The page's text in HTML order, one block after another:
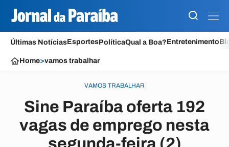
Últimas NotíciasEsportesPolíticaQual a Boa?Entretenimento
Home>vamos trabalhar
VAMOS TRABALHAR
Sine Paraíba oferta 192
vagas de emprego nesta